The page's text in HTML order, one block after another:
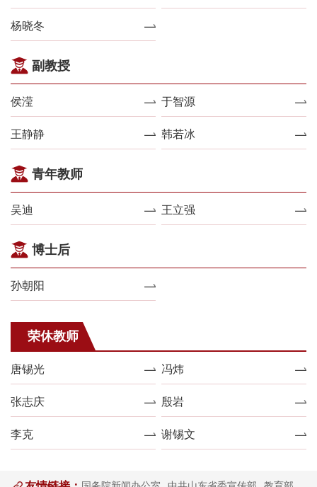
杨晓冬
副教授
侯滢 于智源
王静静 韩若冰
青年教师
吴迪 王立强
博士后
孙朝阳
荣休教师
唐锡光 冯炜
张志庆 殷岩
李克 谢锡文